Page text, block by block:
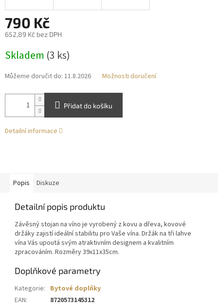
790 Kč
652,89 Kč bez DPH
cena:
Skladem (3 ks)
Můžeme doručit do: 11.8.2026 Možnosti doručení
Přidat do košíku
Detailní informace
Popis Diskuze
Detailní popis produktu
Závěsný stojan na víno je vyrobený z kovu a dřeva, kovové
držáky zajistí ideální stabilitu pro Vaše vína. Držák na tři lahve
vína Vás upoutá svým atraktivním designem a kvalitním
zpracováním. Rozměry 39x11x35cm.
Doplňkové parametry
Kategorie: Bytové doplňky
EAN:
8720573145312